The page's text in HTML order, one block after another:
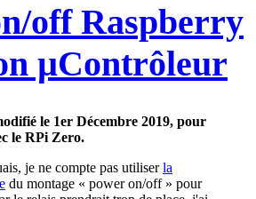
off Raspberry
µContrôleur
le 1er Décembre 2019, pour
le RPi Zero.
je ne compte pas utiliserla
du montage « power on/off » pour